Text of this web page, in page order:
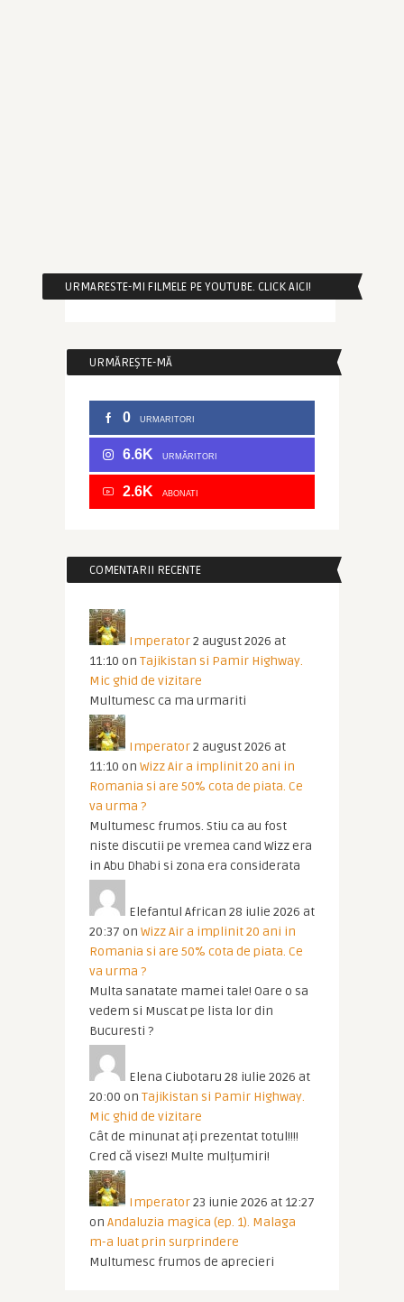
URMARESTE-MI FILMELE PE YOUTUBE. CLICK AICI!
URMĂREȘTE-MĂ
0 URMARITORI
6.6K URMĂRITORI
2.6K ABONATI
COMENTARII RECENTE
Imperator2 august 2026 at
11:10 on Tajikistan si Pamir Highway.
Mic ghid de vizitare
Multumesc ca ma urmariti
Imperator2 august 2026 at
11:10 on Wizz Air a implinit 20 ani in
Romania si are 50% cota de piata. Ce
va urma ?
Multumesc frumos. Stiu ca au fost
niste discutii pe vremea cand Wizz era
in Abu Dhabi si zona era considerata
Elefantul African 28 iulie 2026 at
20:37 on Wizz Air a implinit 20 ani in
Romania si are 50% cota de piata. Ce
va urma ?
Multa sanatate mamei tale! Oare o sa
vedem si Muscat pe lista lor din
Bucuresti ?
Elena Ciubotaru 28 iulie 2026 at
20:00 on Tajikistan si Pamir Highway.
Mic ghid de vizitare
Cât de minunat ați prezentat totul!!!!
Cred că visez! Multe mulțumiri!
Imperator23 iunie 2026 at 12:27
on Andaluzia magica (ep. 1). Malaga
m-a luat prin surprindere
Multumesc frumos de aprecieri